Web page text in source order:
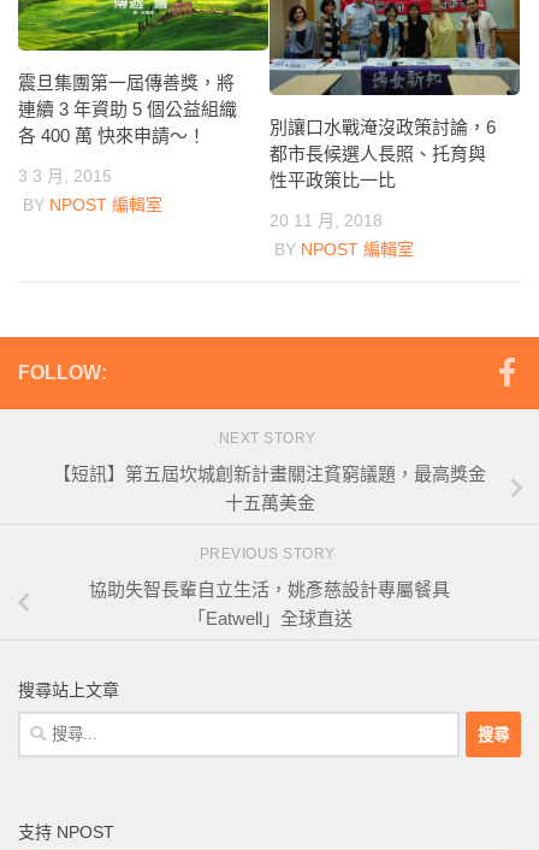
震旦集團第一屆傳善獎，將
連續 3 年資助 5 個公益組織
各 400 萬 快來申請～！
3 3 月, 2015
BY NPOST 編輯室
別讓口水戰淹沒政策討論，6
都市長候選人長照、托育與
性平政策比一比
20 11 月, 2018
BY NPOST 編輯室
FOLLOW:
NEXT STORY
【短訊】第五屆坎城創新計畫關注貧窮議題，最高獎金
十五萬美金
PREVIOUS STORY
協助失智長輩自立生活，姚彥慈設計專屬餐具
「Eatwell」全球直送
搜尋站上文章
搜
尋
字:
支持 NPOST